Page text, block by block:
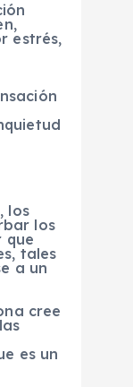
estrés,
los
los
que
tales
a un
cree
es un